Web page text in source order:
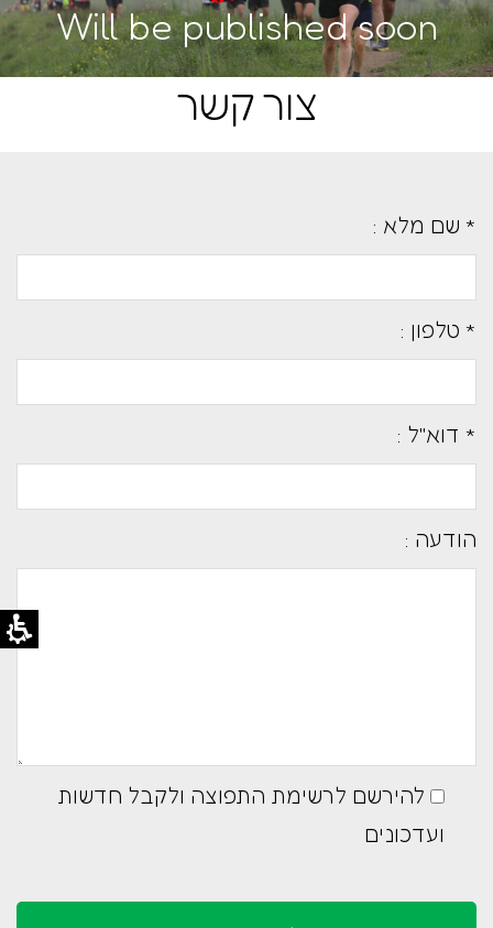
Will be published soon
צור קשר
* שם מלא :
* טלפון :
* דוא''ל :
הודעה :
להירשם לרשימת התפוצה ולקבל חדשות
ועדכונים